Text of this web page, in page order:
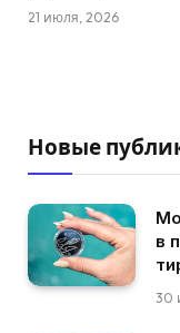
21 июля, 2026
Новые
в
30